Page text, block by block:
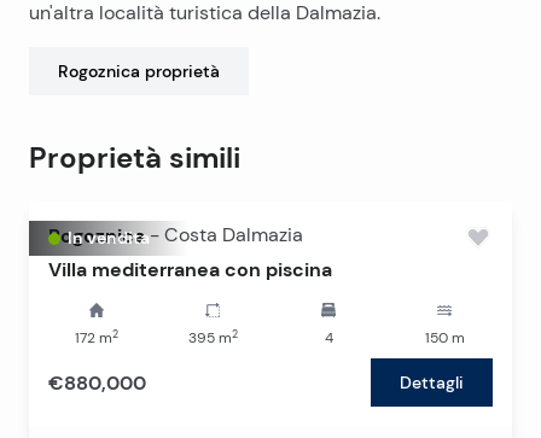
un'altra località turistica della Dalmazia.
Rogoznica proprietà
Proprietà simili
In vendita
Rogoznica - Costa Dalmazia
Villa mediterranea con piscina
172 m2 395m2 4 150m
€880,000 Dettagli